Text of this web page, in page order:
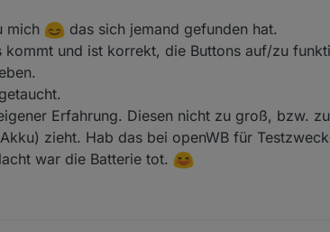
User hat mir Zugangsdaten zur Verfügung gestellt hat. Somit
mich
das sich jemand gefunden hat.
und ist korrekt, die Buttons auf/zu
Erfahrung. Diesen nicht zu groß, bzw.
zieht. Hab das bei openWB für
war die Batterie tot.